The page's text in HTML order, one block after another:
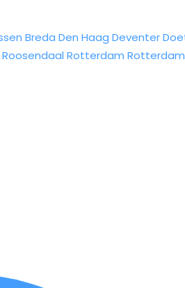
Breda Den Haag Deventer
Roosendaal Rotterdam Rotterdam